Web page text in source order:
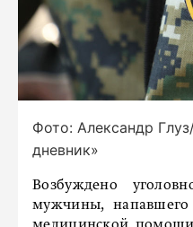
Фото: Александр
дневник»
Возбуждено
мужчины, напавшего